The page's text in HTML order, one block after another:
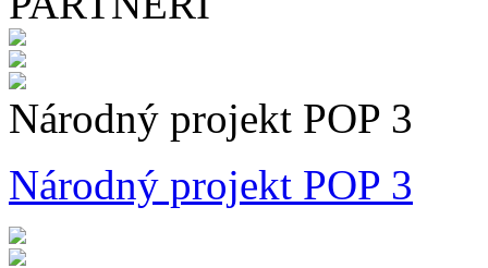
Národný projekt POP 3
Národný projekt POP 3